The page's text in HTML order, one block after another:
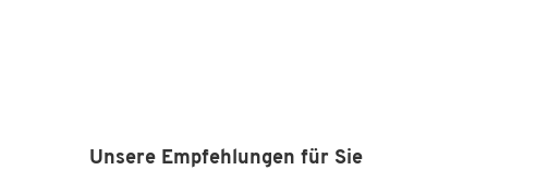
Unsere Empfehlungen für Sie